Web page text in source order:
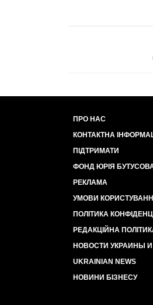
ПРО НАС
КОНТАКТНА
ПІДТРИМАТИ
ФОНД ЮРІЯ
РЕКЛАМА
УМОВИ
ПОЛІТИКА
РЕДАКЦІЙНА
НОВОСТИ УКРАИНЫ
UKRAINIAN NEWS
НОВИНИ БІЗНЕСУ